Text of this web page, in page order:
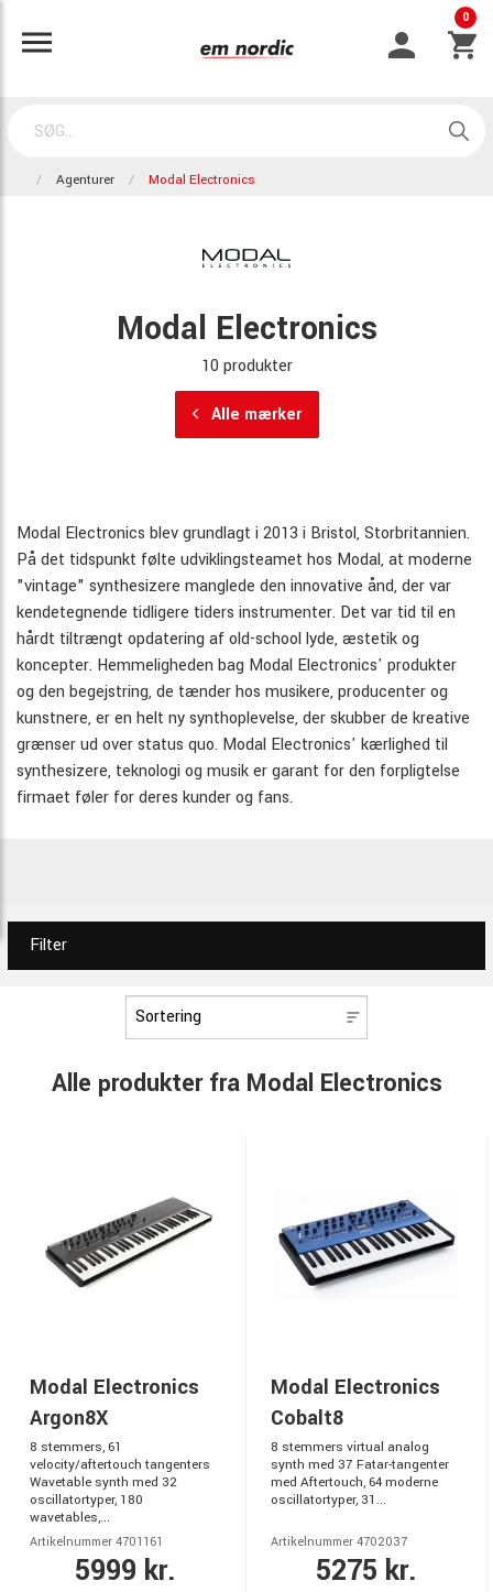
0
Agenturer Modal Electronics
Modal Electronics
10 produkter
Alle mærker
Modal Electronics blev grundlagt i 2013 i Bristol, Storbritannien.
På det tidspunkt følte udviklingsteamet hos Modal, at moderne
"vintage" synthesizere manglede den innovative ånd, der var
kendetegnende tidligere tiders instrumenter. Det var tid til en
hårdt tiltrængt opdatering af old-school lyde, æstetik og
koncepter. Hemmeligheden bag Modal Electronics' produkter
og den begejstring, de tænder hos musikere, producenter og
kunstnere, er en helt ny synthoplevelse, der skubber de kreative
grænser ud over status quo. Modal Electronics' kærlighed til
synthesizere, teknologi og musik er garant for den forpligtelse
firmaet føler for deres kunder og fans.
Filter
Alle produkter fra Modal Electronics
Modal Electronics
Argon8X
8 stemmers, 61
velocity/aftertouch tangenters
Wavetable synth med 32
oscillatortyper, 180
wavetables,...
Artikelnummer 4701161
5999 kr.
Modal Electronics
Cobalt8
8 stemmers virtual analog
synth med 37 Fatar-tangenter
med Aftertouch, 64 moderne
oscillatortyper, 31...
Artikelnummer 4702037
5275 kr.